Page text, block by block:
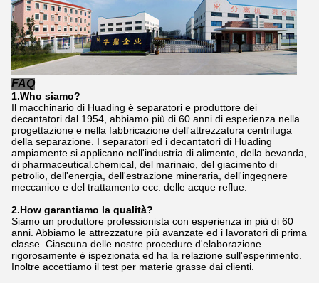
FAQ
1.Who siamo?
Il macchinario di Huading è separatori e produttore dei
decantatori dal 1954, abbiamo più di 60 anni di esperienza nella
progettazione e nella fabbricazione dell'attrezzatura centrifuga
della separazione. I separatori ed i decantatori di Huading
ampiamente si applicano nell'industria di alimento, della bevanda,
di pharmaceutical.chemical, del marinaio, del giacimento di
petrolio, dell'energia, dell'estrazione mineraria, dell'ingegnere
meccanico e del trattamento ecc. delle acque reflue.
2.How garantiamo la qualità?
Siamo un produttore professionista con esperienza in più di 60
anni. Abbiamo le attrezzature più avanzate ed i lavoratori di prima
classe. Ciascuna delle nostre procedure d'elaborazione
rigorosamente è ispezionata ed ha la relazione sull'esperimento.
Inoltre accettiamo il test per materie grasse dai clienti.